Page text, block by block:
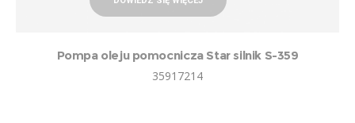
Pompa oleju pomocnicza Star silnik S-359
35917214